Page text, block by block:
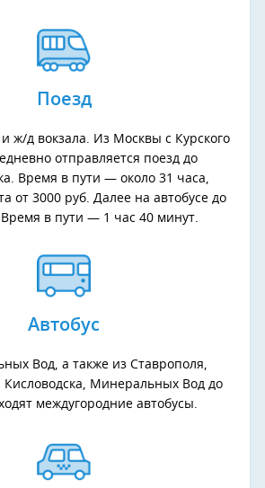
Поезд
и ж/д вокзала. Из Москвы с Курского
отправляется поезд до
Время в пути — около 31 часа,
от 3000 руб. Далее на автобусе до
Время в пути — 1 час 40 минут.
Автобус
Вод, а также из Ставрополя,
Кисловодска, Минеральных Вод до
междугородние автобусы.